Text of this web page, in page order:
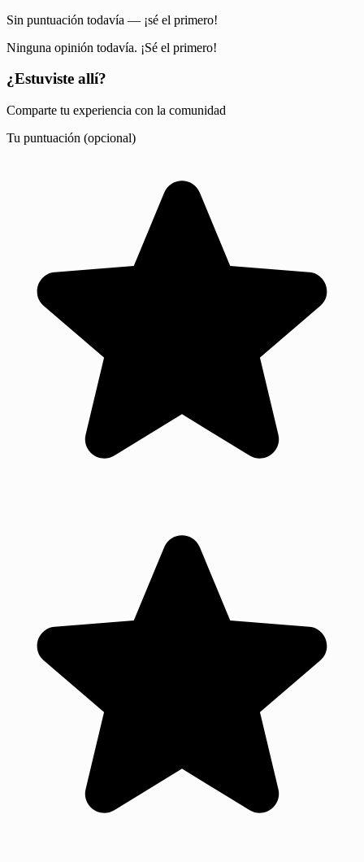
Sin puntuación todavía — ¡sé el primero!
Ninguna opinión todavía. ¡Sé el primero!
¿Estuviste allí?
Comparte tu experiencia con la comunidad
Tu puntuación (opcional)